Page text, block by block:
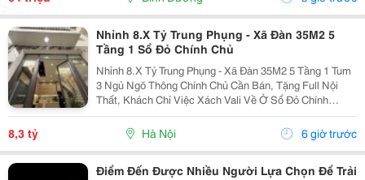
Chính Là...
Nhỉnh 8.X Tỷ Trung Phụng - Xã Đàn 35M2 5
Tầng 1 Sổ Đỏ Chính Chủ
Nhỉnh 8.X Tỷ Trung Phụng - Xã Đàn 35M2 5 Tầng 1 Tum
3 Ngủ Ngõ Thông Chính Chủ Cần Bán, Tặng Full Nội
Thất, Khách Chỉ Việc Xách Vali Về Ở Sổ Đỏ Chính
Chủ(Nói Không Với Quy Hoạch) Mr Cường 0936161345
8,3 tỷ Hà Nội 6 giờ trước
Điểm Đến Được Nhiều Người Lựa Chọn Để Trải